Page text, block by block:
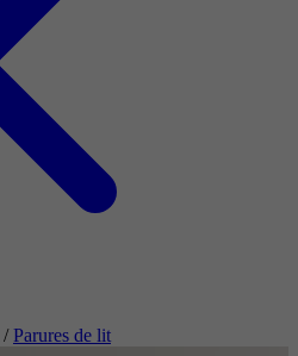
/ Parures de lit